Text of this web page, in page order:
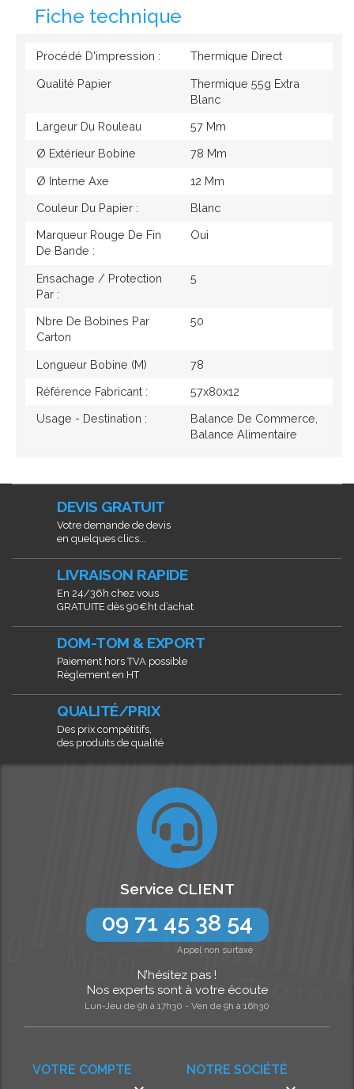
Fiche technique
Procédé D'impression : Thermique Direct
Qualité Papier
Thermique 55g Extra
Blanc
Largeur Du Rouleau 57 Mm
Ø Extérieur Bobine 78 Mm
Ø Interne Axe 12 Mm
Couleur Du Papier : Blanc
Marqueur Rouge De Fin
De Bande :
Oui
Ensachage / Protection
Par :
5
Nbre De Bobines Par
Carton
50
Longueur Bobine (M) 78
Référence Fabricant : 57x80x12
Usage - Destination :
Balance De Commerce,
Balance Alimentaire
DEVIS GRATUIT
Votre demande de devis
en quelques clics...
LIVRAISON RAPIDE
En 24/36h chez vous
GRATUITE dès 90€ht d’achat
DOM-TOM & EXPORT
Paiement hors TVA possible
Règlement en HT
QUALITÉ/PRIX
Des prix compétitifs,
des produits de qualité
NOTRE SOCIÉTÉ
VOTRE COMPTE
Service CLIENT
09 71 45 38 54
Appel non surtaxé
N’hésitez pas !
Nos experts sont à votre écoute
Lun-Jeu de 9h à 17h30 - Ven de 9h à 16h30